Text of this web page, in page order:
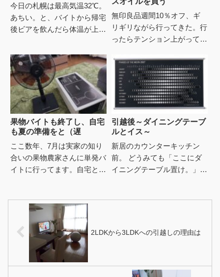
今日の札幌は最高気温32℃。
あちい。と、バイトから帰宅
後ビアを飲んだら体温が上が
出番かと（ガサゴソついさっ
き、扇風機を組み立て今季デ
ビ...
無印良品週間10％オフ、ギ
リギリながら行ってきた。行
ったらテンション上がってし
と買ってしまった。これだ
け、買いに行ったんだけどね
（汗）...
果物バイトも終了し、自宅
も夏の準備をと（遅
ここ数年、7月は実家の知り
合いの果物農家さんに単発バ
イトに行ってます。自宅と実
に終わったので自宅に戻り通
引越後～ダイニングテーブ
ルとイス～
新居のカウンターキッチン
前。 どうみても「ここにダ
イニングテーブル置け。」と
2LDKから3LDKへの引越しの理由は